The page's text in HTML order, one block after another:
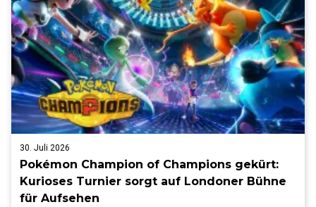
30. Juli 2026
Pokémon Champion of Champions gekürt:
Kurioses Turnier sorgt auf Londoner Bühne
für Aufsehen